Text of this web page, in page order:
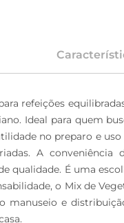
refeições
Ideal para quem
no preparo e
A
É uma
o Mix de
manuseio e